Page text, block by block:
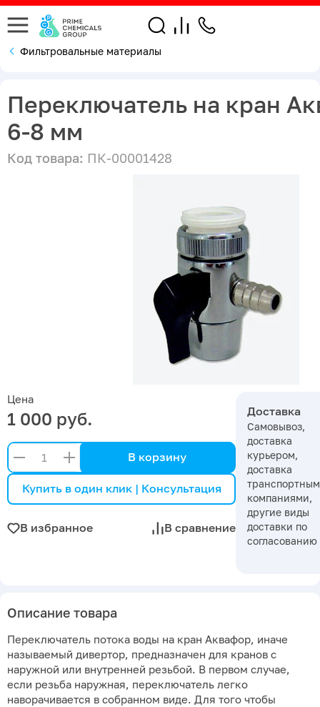
Фильтровальные материалы
Переключатель на кран
6-8 мм
Код товара: ПК-00001428
Цена
1 000 руб.
В корзину
Купить в один клик | Консультация
В избранное В сравнение
Доставка
Самовывоз,
доставка
курьером,
доставка
компаниями,
другие виды
доставки по
согласованию
Описание товара
Переключатель потока воды на кран Аквафор, иначе
называемый дивертор, предназначен для кранов с
наружной или внутренней резьбой. В первом случае,
если резьба наружная, переключатель легко
наворачивается в собранном виде. Для того чтобы